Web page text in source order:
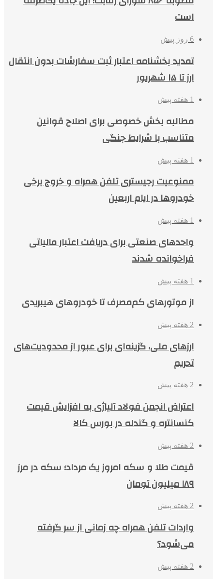
است
6 روز پیش
تمدید بخشنامه اعتبار ثبت سفارشات بدون انتقال
ارز تا ۱۵ شهریور
1 هفته پیش
مطالبه بخش خصوصی برای اصلاح قوانین
متناسب با شرایط جنگی
1 هفته پیش
ممنوعیت رجیستری تلفن همراه و خروج برخی
خودروها در ایام اربعین
1 هفته پیش
واحدهای صنعتی برای دریافت اعتبار مالیاتی
فراخوانده شدند
1 هفته پیش
از موتورهای کم‌مصرف تا خودروهای هیبریدی
2 هفته پیش
ارزهای ملی، گزینه‌ای برای عبور از محدودیت‌های
تحریم
2 هفته پیش
اعتراض انجمن فولاد آلیاژی به افزایش قیمت
کنسانتره و گندله در بورس کالا
2 هفته پیش
قیمت طلا و سکه امروز یک مرداد؛ سکه در مرز
۱۸۹ میلیون تومان
2 هفته پیش
واردات تلفن همراه چه زمانی از سر گرفته
می‌شود؟
2 هفته پیش